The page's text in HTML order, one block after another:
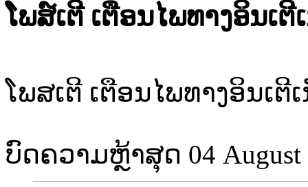
ໂພສ໌ເຕີ ເຕືອນໄພທາງອິນເຕີ
ໂພສເຕີ ເຕືອນໄພທາງອິນເຕີ
ບົດຄວາມຫຼ້າສຸດ 04 August